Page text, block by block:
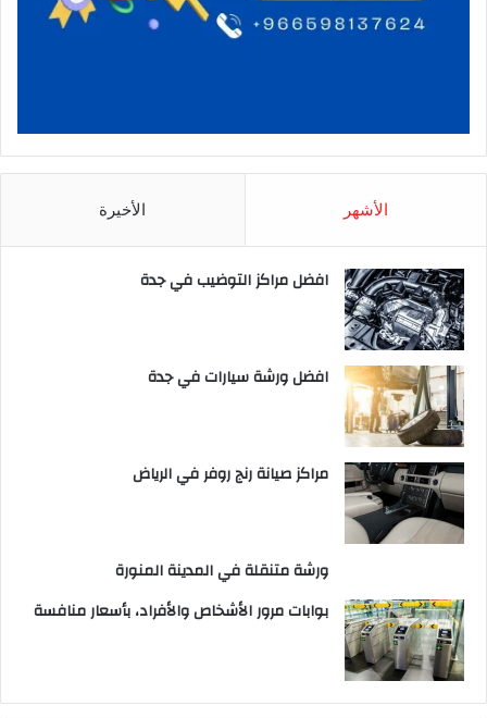
الأشهر الأخيرة
افضل مراكز التوضيب في جدة
افضل ورشة سيارات في جدة
مراكز صيانة رنج روفر في الرياض
ورشة متنقلة في المدينة المنورة
بوابات مرور الأشخاص والأفراد، بأسعار منافسة